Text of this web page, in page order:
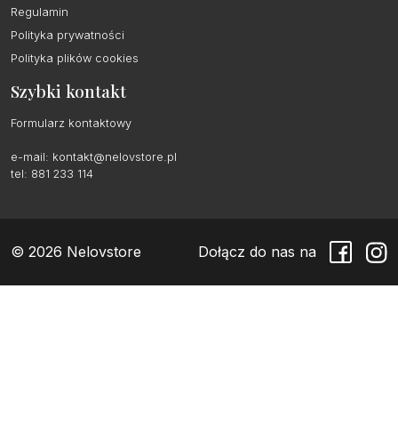
Regulamin
Polityka prywatności
Polityka plików cookies
Szybki kontakt
Formularz kontaktowy
e-mail: kontakt@nelovstore.pl
tel: 881 233 114
© 2026 Nelovstore Dołącz do nas na